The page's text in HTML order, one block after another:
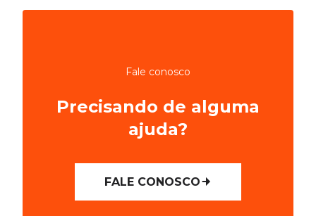
Fale conosco
Precisando de alguma
ajuda?
FALE CONOSCO